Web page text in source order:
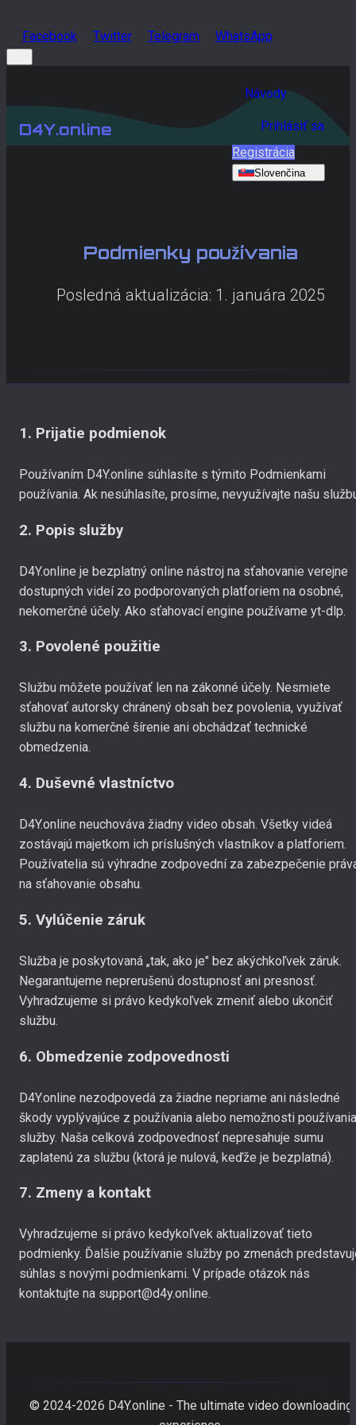
Facebook Twitter Telegram WhatsApp
D4Y.online
Návody
Prihlásiť sa
Registrácia
Slovenčina
Podmienky používania
Posledná aktualizácia: 1. januára 2025
1. Prijatie podmienok
Používaním D4Y.online súhlasíte s týmito Podmienkami
používania. Ak nesúhlasíte, prosíme, nevyužívajte našu
2. Popis služby
D4Y.online je bezplatný online nástroj na sťahovanie verejne
dostupných videí zo podporovaných platforiem na osobné,
nekomerčné účely. Ako sťahovací engine používame yt-dlp.
3. Povolené použitie
Službu môžete používať len na zákonné účely. Nesmiete
sťahovať autorsky chránený obsah bez povolenia, využívať
službu na komerčné šírenie ani obchádzať technické
obmedzenia.
4. Duševné vlastníctvo
D4Y.online neuchováva žiadny video obsah. Všetky videá
zostávajú majetkom ich príslušných vlastníkov a platforiem.
Používatelia sú výhradne zodpovední za zabezpečenie
na sťahovanie obsahu.
5. Vylúčenie záruk
Služba je poskytovaná „tak, ako je" bez akýchkoľvek záruk.
Negarantujeme neprerušenú dostupnosť ani presnosť.
Vyhradzujeme si právo kedykoľvek zmeniť alebo ukončiť
službu.
6. Obmedzenie zodpovednosti
D4Y.online nezodpovedá za žiadne nepriame ani následné
škody vyplývajúce z používania alebo nemožnosti používania
služby. Naša celková zodpovednosť nepresahuje sumu
zaplatenú za službu (ktorá je nulová, keďže je bezplatná).
7. Zmeny a kontakt
Vyhradzujeme si právo kedykoľvek aktualizovať tieto
podmienky. Ďalšie používanie služby po zmenách
súhlas s novými podmienkami. V prípade otázok nás
kontaktujte na support@d4y.online.
© 2024-2026 D4Y.online - The ultimate video downloading